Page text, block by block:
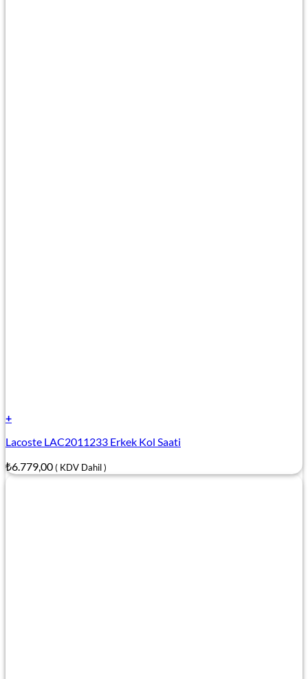
+
Lacoste LAC2011233 Erkek Kol Saati
₺6.779,00( KDV Dahil )